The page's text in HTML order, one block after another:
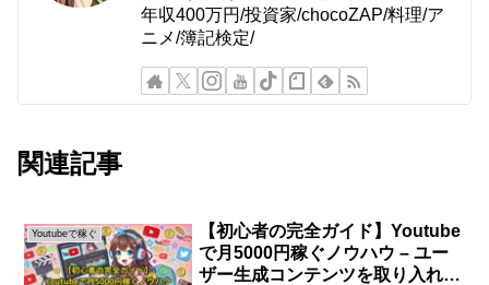
年収400万円/投資家/chocoZAP/料理/ア
ニメ/簿記検定/
関連記事
Youtubeで稼ぐ
【初心者の完全ガイド】Youtube
で月5000円稼ぐノウハウ – ユー
ザー生成コンテンツを取り入れる